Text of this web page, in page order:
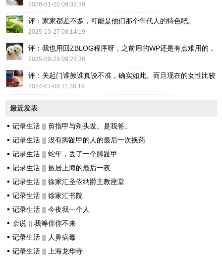
2026-01-20 09:38:30
评：家家都差不多，可能是他们那个年代人的特色吧。
2025-10-27 08:14:19
评：我也用回ZBLOG程序呀，之前用的WP还是有点难用的，
2025-09-29 09:29:38
评：关起门谁教谁真说不准，确实如此。而且现在的女性比较
2024-07-08 11:38:19
最近发表
记录生活 || 剪指甲与剃头发。是我爸。
记录生活 || 没有脚趾甲的人的最后一次换药
记录生活 || 蛇年，丢了一个脚趾甲
记录生活 || 旅居上海的最后一夜
记录生活 || 徐家汇圣依纳爵主教座堂
记录生活 || 徐家汇书院
记录生活 || 今夜我一个人
杂说 || 我等你你不来
记录生活 || 人鼻病毒
记录生活 || 上海龙华寺